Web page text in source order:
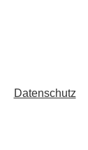
Datenschutz